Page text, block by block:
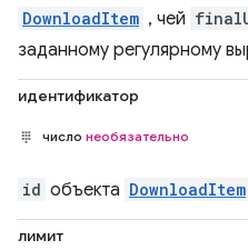
DownloadItem , чей
заданному регулярному
идентификатор
число необязательно
id объекта DownloadItem
лимит